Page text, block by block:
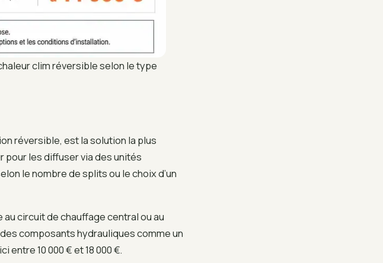
clim réversible selon le type
réversible, est la solution la plus
pour les diffuser via des unités
le nombre de splits ou le choix d’un
circuit de chauffage central ou au
composants hydrauliques comme un
entre 10 000 € et 18 000 €.